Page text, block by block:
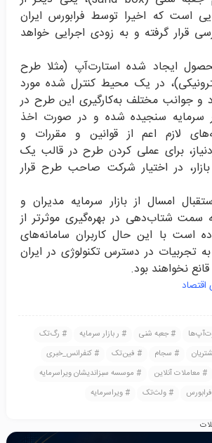
است که اخیرا توسط فرابورس ایران
قرار گرفته و به زودی اجرایی خواهد
ایجاد شده استارت‌آپ (مثلا طرح
در یک محیط کنترل شده مورد
و جوانب مختلف به‌کارگیری این طرح در
سرمایه سنجیده شده و در صورت اخذ
لازم اعم از قوانین و مقررات و
برای عملی کردن طرح در قالب یک
در اختیار شرکت صاحب طرح قرار
امسال از بازار سرمایه مدیران و
به سمت شتاب‌دهی در بهره‌گیری موثرتر از
است با این حال کاربران سامانه‌های
تجربیات در دسترس تکنولوژی در ایران
نخواهند بود.
اقتصاد
جعبه شنی ر بازار سرمایه
رگ‌تک
سجام فین‌تک
کنفرانس_خبری
معاملات آنلاین
موسسه سبزاندیشان ویراسرمایه
ولث‌تک ویراسرمایه